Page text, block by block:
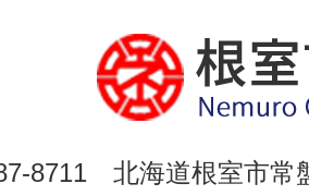
8711 北海道根室市常